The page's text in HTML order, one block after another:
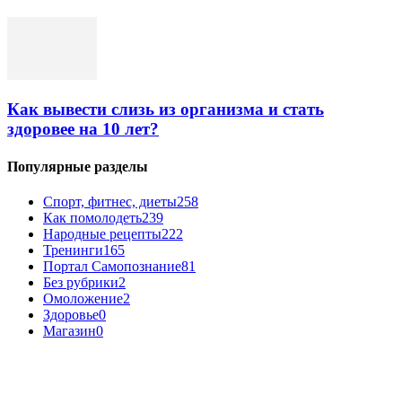
Как вывести слизь из организма и стать
здоровее на 10 лет?
Популярные разделы
Спорт, фитнес, диеты258
Как помолодеть239
Народные рецепты222
Тренинги165
Портал Самопознание81
Без рубрики2
Омоложение2
Здоровье0
Магазин0